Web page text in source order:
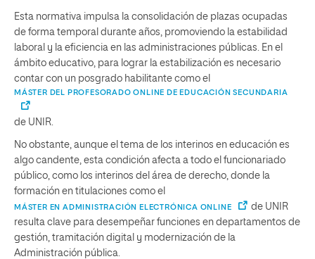
Esta normativa impulsa la consolidación de plazas ocupadas
de forma temporal durante años, promoviendo la estabilidad
laboral y la eficiencia en las administraciones públicas. En el
ámbito educativo, para lograr la estabilización es necesario
contar con un posgrado habilitante como el
MÁSTER DEL PROFESORADO ONLINE DE EDUCACIÓN SECUNDARIA
de UNIR.
No obstante, aunque el tema de los interinos en educación es
algo candente, esta condición afecta a todo el funcionariado
público, como los interinos del área de derecho, donde la
formación en titulaciones como el
MÁSTER EN ADMINISTRACIÓN ELECTRÓNICA ONLINE
de UNIR
resulta clave para desempeñar funciones en departamentos de
gestión, tramitación digital y modernización de la
Administración pública.